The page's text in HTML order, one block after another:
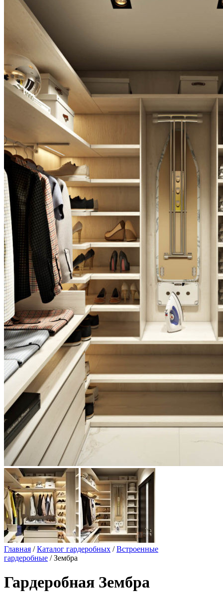
Главная /Каталог гардеробных /Встроенные
гардеробные / Зембра
Гардеробная Зембра